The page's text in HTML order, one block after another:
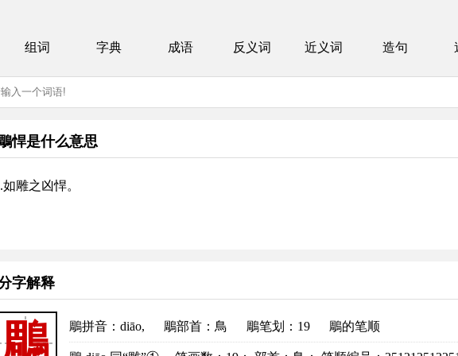
组词 字典 成语 反义词 近义词 造句
悍是什么意思
如雕之凶悍。
字解释
鵰 鵰拼音 ：diāo, 鵰部首 ：鳥 鵰笔划：19 鵰的笔顺